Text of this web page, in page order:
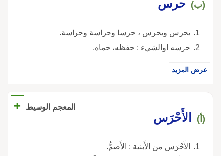
(ب) حرس
يحرس ويحرس ، حرسا وحراسة وحراسة.
حرسه اوالشيء : حفظه، حماه.
عرض المزيد
المعجم الوسيط +
(أ) الأَحْرَس
الأَحْرَس من الأَبنية : الأَصمُّ.